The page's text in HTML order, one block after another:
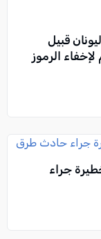
قبيل
الرموز
جراء